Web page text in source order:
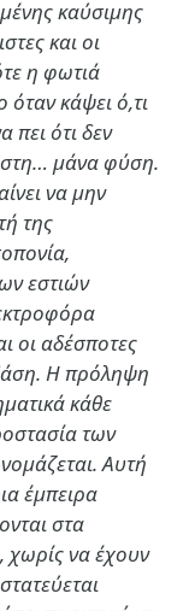
καύσιμης
και οι
η φωτιά
όταν κάψει ό,τι
πει ότι δεν
στη… μάνα φύση.
να μην
της
εστιών
οι αδέσποτες
Η πρόληψη
κάθε
των
Αυτή
έμπειρα
στα
χωρίς να έχουν